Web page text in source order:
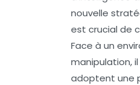
nouvelle
est crucial de
Face à un
manipulation,
adoptent une